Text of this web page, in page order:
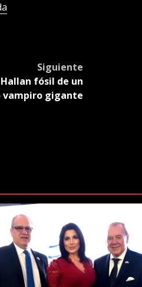
Siguiente
Hallan fósil de un
vampiro gigante